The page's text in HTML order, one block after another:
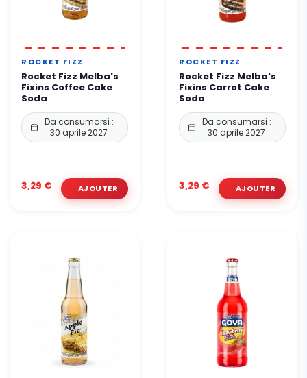
ROCKET FIZZ
Rocket Fizz Melba's
Fixins Coffee Cake
Soda
Da consumarsi :
30 aprile 2027
3,29 €
ROCKET FIZZ
Rocket Fizz Melba's
Fixins Carrot Cake
Soda
Da consumarsi :
30 aprile 2027
3,29 €